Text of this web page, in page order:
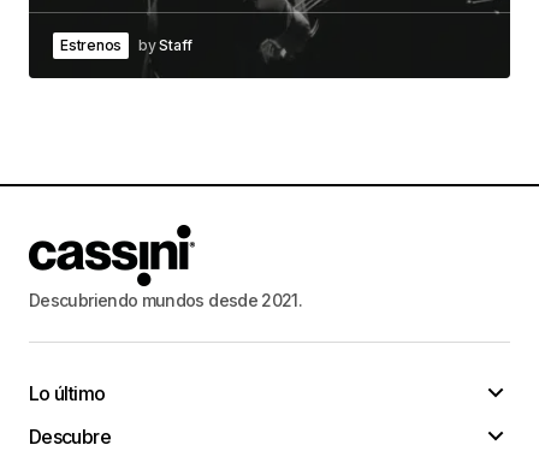
Estrenos byStaff
Descubriendo mundos desde 2021.
Lo último
Descubre